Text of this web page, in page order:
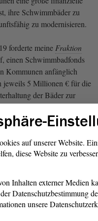
ihre Schwimmbäder zu
zu modernisieren.
forderte meine Fraktion
einen Schwimmbadfonds
Kommunen anfänglich
jeweils 5 Millionen € für die
der Bäder zur
DerAntragwurde
der
in der Drs. 7/4410 wurde
dessen erfolgte eine
zu dem baulichen Zustand
Sanierungsaufwand
Kommunen zur Verfügung
und Freibäder.
bat den Städte- und
auf unserer Website.
diese Website zu
Inhalten externer Medien
Datenschutzbestimmung
unsere